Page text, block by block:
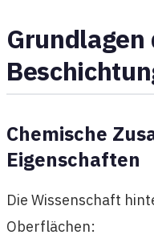
Chemische
Eigenschaften
Die Wissenschaft
Oberflächen: